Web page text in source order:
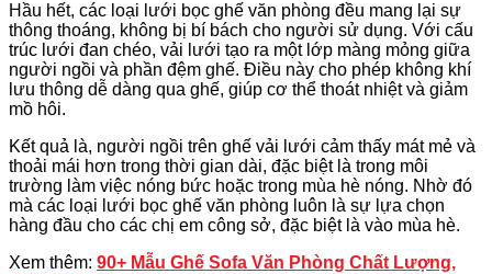
Hầu hết, các loại lưới bọc ghế văn phòng đều mang lại sự
thông thoáng, không bị bí bách cho người sử dụng. Với cấu
trúc lưới đan chéo, vải lưới tạo ra một lớp màng mỏng giữa
người ngồi và phần đệm ghế. Điều này cho phép không khí
lưu thông dễ dàng qua ghế, giúp cơ thể thoát nhiệt và giảm
mồ hôi.
Kết quả là, người ngồi trên ghế vải lưới cảm thấy mát mẻ và
thoải mái hơn trong thời gian dài, đặc biệt là trong môi
trường làm việc nóng bức hoặc trong mùa hè nóng. Nhờ đó
mà các loại lưới bọc ghế văn phòng luôn là sự lựa chọn
hàng đầu cho các chị em công sở, đặc biệt là vào mùa hè.
Xem thêm: 90+ Mẫu Ghế Sofa Văn Phòng Chất Lượng,